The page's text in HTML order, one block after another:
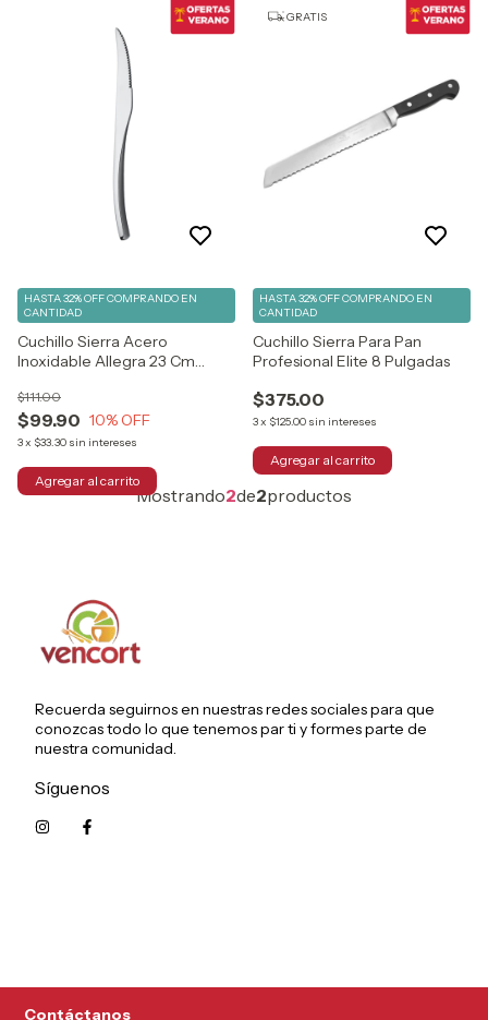
Cuchillo Sierra Acero
Inoxidable Allegra 23 Cm
$99.90
$111.00
10% OFF
3x $33.30 sin intereses
HASTA 32% OFFCOMPRANDO EN
CANTIDAD
GRATIS
Cuchillo Sierra Para Pan
Profesional Elite 8 Pulgadas
$375.00
3x $125.00 sin intereses
HASTA 32% OFFCOMPRANDO EN
CANTIDAD
Mostrando2de2productos
Recuerda seguirnos en nuestras redes sociales para que
conozcas todo lo que tenemos par ti y formes parte de
nuestra comunidad.
Síguenos
Contáctanos